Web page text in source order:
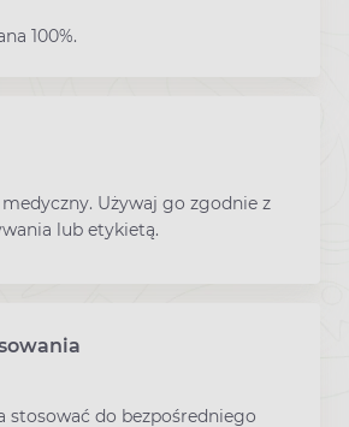
100%.
Używaj go zgodnie z
lub etykietą.
stosować do bezpośredniego